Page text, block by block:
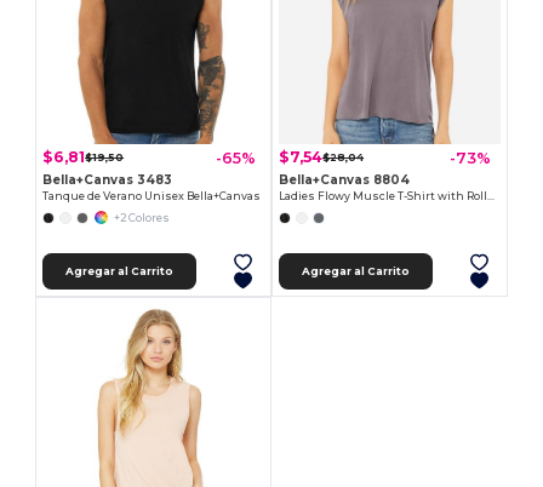
$6,81$19,50 -65%
Bella+Canvas 3483
Tanque de Verano Unisex Bella+Canvas
+2 Colores
Agregar al Carrito
$7,54$28,04 -73%
Bella+Canvas 8804
Ladies Flowy Muscle T-Shirt with Rolled Cuff
Agregar al Carrito